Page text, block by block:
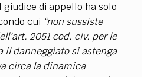
di appello ha solo
cui “non sussiste
2051 cod. civ. per le
il danneggiato si astenga
circa la dinamica